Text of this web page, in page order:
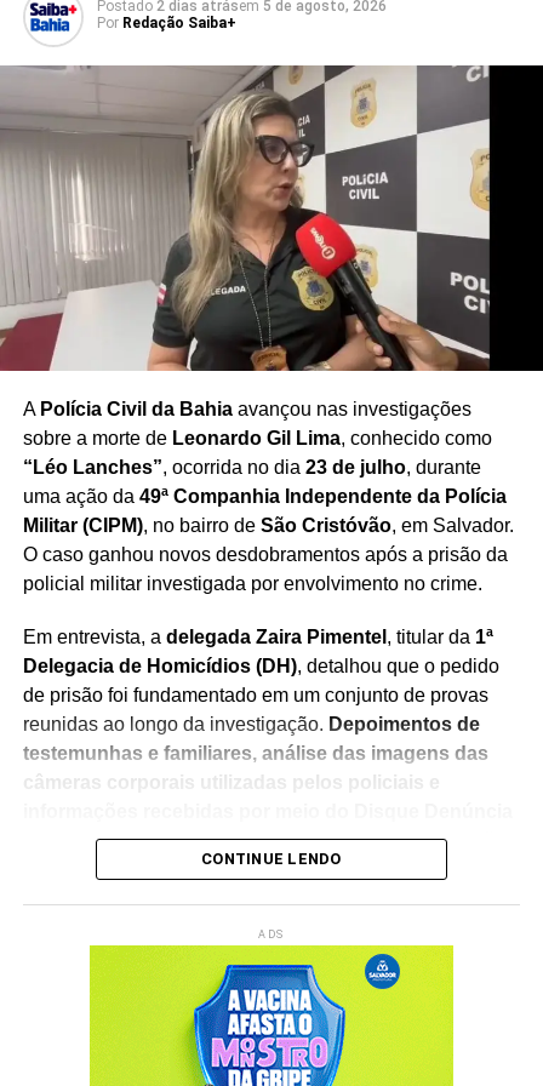
O caso acende um alerta para o uso de drones em
ações criminosas, reforçando a preocupação das forças
de segurança com o emprego de equipamentos
tecnológicos por facções em disputas territoriais. A Polícia
Civil segue realizando diligências para combater a
atuação dos grupos envolvidos e reforçar a segurança na
região.
Redação Saiba+
Postado 2 dias atrásem 5 de agosto, 2026
Por Redação Saiba+
A Polícia Civil da Bahiaavançou nas investigações
sobre a morte de Leonardo Gil Lima, conhecido como
“Léo Lanches”, ocorrida no dia 23 de julho, durante
uma ação da 49ª Companhia Independente da Polícia
Militar (CIPM), no bairro de São Cristóvão, em Salvador.
O caso ganhou novos desdobramentos após a prisão da
policial militar investigada por envolvimento no crime.
Em entrevista, a delegada Zaira Pimentel , titular da 1ª
Delegacia de Homicídios (DH), detalhou que o pedido
de prisão foi fundamentado em um conjunto de provas
reunidas ao longo da investigação. Depoimentos de
testemunhas e familiares, análise das imagens das
câmeras corporais utilizadas pelos policiais e
foram considerados fundamentais para a elucidação
Polícia Civil encaminhasse ao Poder Judiciário o pedido
de prisão preventiva da policial militar, que foi cumprido
na última terça-feira (4).A investigada está custodiada
no Batalhão de Choque da Polícia Militar, em Lauro de
, e deverá passar poraudiência de custódia
CONTINUE LENDO
ADS